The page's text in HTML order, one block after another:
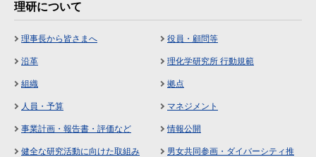
理研について
理事長から皆さまへ 役員・顧問等
沿革 理化学研究所 行動規範
組織 拠点
人員・予算 マネジメント
事業計画・報告書・評価など 情報公開
健全な研究活動に向けた取組み
男女共同参画・ダイバーシティ推